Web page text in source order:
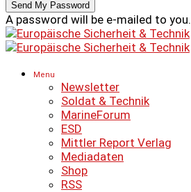
A password will be e-mailed to you.
Menu
Newsletter
Soldat & Technik
MarineForum
ESD
Mittler Report Verlag
Mediadaten
Shop
RSS